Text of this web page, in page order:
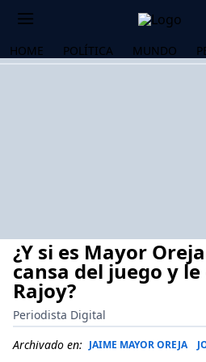
HOME POLÍTICA MUNDO
¿Y si es Mayor
cansa del juego y
Rajoy?
Periodista Digital
Archivado en: JAIME MAYOR OREJA